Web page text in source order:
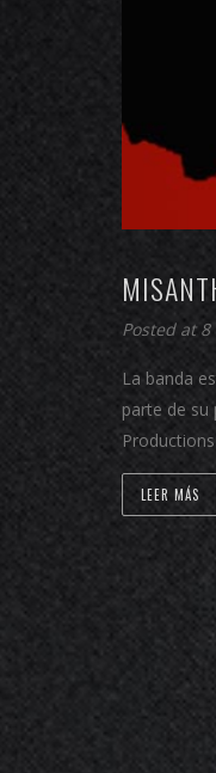
Posted at
La banda
parte de su
LEER MÁS